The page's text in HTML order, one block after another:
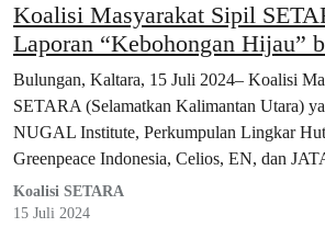
Koalisi Masyarakat Sipil
Laporan “Kebohongan Hijau”
Pelanggaran Sosial dan
Kawasan Industri Hijau
Kalimantan Utara
Bulungan, Kaltara, 15 Juli 2024– Koalisi
SETARA (Selamatkan Kalimantan Utara)
NUGAL Institute, Perkumpulan Lingkar
Greenpeace Indonesia, Celios, EN, dan
Koalisi SETARA
15 Juli 2024